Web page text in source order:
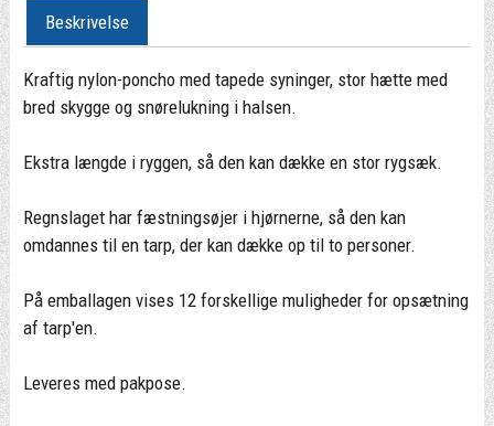
Beskrivelse
Kraftig nylon-poncho med tapede syninger, stor hætte med
bred skygge og snørelukning i halsen.
Ekstra længde i ryggen, så den kan dække en stor rygsæk.
Regnslaget har fæstningsøjer i hjørnerne, så den kan
omdannes til en tarp, der kan dække op til to personer.
På emballagen vises 12 forskellige muligheder for opsætning
af tarp'en.
Leveres med pakpose.